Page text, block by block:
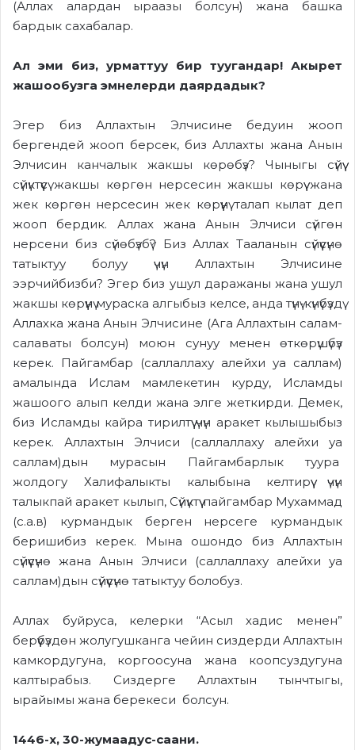
(Аллах алардан ыраазы болсун) жана башка
бардык сахабалар.
Ал эми биз, урматтуу бир туугандар! Акырет
жашообузга эмнелерди даярдадык?
Эгер биз Аллахтын Элчисине бедуин жооп
бергендей жооп берсек, биз Аллахты жана Анын
Элчисин канчалык жакшы көрөбүз? Чыныгы сүйүү
сүйүктүүсү жакшы көргөн нерсесин жакшы көрүү жана
жек көргөн нерсесин жек көрүүнү талап кылат деп
жооп бердик. Аллах жана Анын Элчиси сүйгөн
нерсени биз сүйөбүзбү? Биз Аллах Тааланын сүйүүсүнө
татыктуу болуу үчүн Аллахтын Элчисине
ээрчийбизби? Эгер биз ушул даражаны жана ушул
жакшы көрүүнү мураска алгыбыз келсе, анда түнү-күнүбүздү
Аллахка жана Анын Элчисине (Ага Аллахтын салам-
салаваты болсун) моюн сунуу менен өткөрүшүбүз
керек. Пайгамбар (саллаллаху алейхи уа саллам)
амалында Ислам мамлекетин курду, Исламды
жашоого алып келди жана элге жеткирди. Демек,
биз Исламды кайра тирилтүү үчүн аракет кылышыбыз
керек. Аллахтын Элчиси (саллаллаху алейхи уа
саллам)дын мурасын Пайгамбарлык туура
жолдогу Халифалыкты калыбына келтирүү үчүн
талыкпай аракет кылып, Сүйүктүү пайгамбар Мухаммад
(с.а.в) курмандык берген нерсеге курмандык
беришибиз керек. Мына ошондо биз Аллахтын
сүйүүсүнө жана Анын Элчиси (саллаллаху алейхи уа
саллам)дын сүйүүсүнө татыктуу болобуз.
Аллах буйруса, келерки “Асыл хадис менен”
берүүбүздөн жолугушканга чейин сиздерди Аллахтын
камкордугуна, коргоосуна жана коопсуздугуна
калтырабыз. Сиздерге Аллахтын тынчтыгы,
ырайымы жана берекеси болсун.
1446-х, 30-жумаадус-саани.